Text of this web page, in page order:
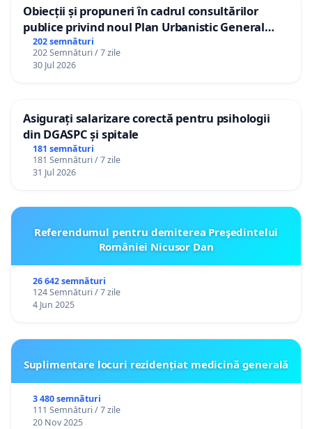
Obiecții și propuneri în cadrul consultărilor
publice privind noul Plan Urbanistic General
(PUG) Ialoveni
202 semnături
202 Semnături / 7 zile
30 Jul 2026
Asigurați salarizare corectă pentru psihologii
din DGASPC și spitale
181 semnături
181 Semnături / 7 zile
31 Jul 2026
Referendumul pentru demiterea Preşedintelui
României Nicusor Dan
26 642 semnături
124 Semnături / 7 zile
4 Jun 2025
Suplimentare locuri rezidențiat medicină generală
3 480 semnături
111 Semnături / 7 zile
20 Nov 2025